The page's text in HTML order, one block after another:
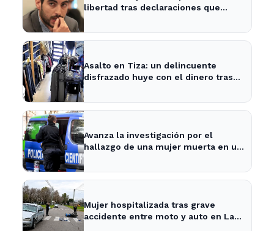
libertad tras declaraciones que
Asalto en Tiza: un delincuente
disfrazado huye con el dinero tras
Avanza la investigación por el
hallazgo de una mujer muerta en un
Mujer hospitalizada tras grave
accidente entre moto y auto en La